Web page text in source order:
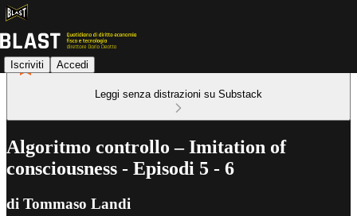
Iscriviti Accedi
Leggi senza distrazioni su Substack
Algoritmo controllo – Imitation of
consciousness - Episodi 5 - 6
di Tommaso Landi